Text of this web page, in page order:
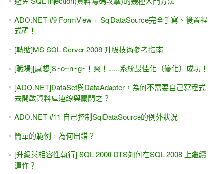
[youtube影片] ASP.NET - Model Binding 從MVC到Web Form
都可使用
[會員登入] 不使用ASP.NET Core Identity 的 Cookie 驗證
(ClaimsIdentity)
[youtube影片]ASP.NET WebForm 第一天的回家作業 (表單輸
入，會員基本資料)
ASP.NET -IIS 與 檔案上傳的安全設定
[團購] ASP.NET專題實務 ( 博碩出版 ) - 優惠團購（含運費）
ASP.NET MVC 線上相簿 (PhotoSharing) - 線上教學課程
ASP.NET (WebForm) 防範 CSRF攻擊
ASP.NET Core與MVC5雙平台 - Repository倉庫 與 Interface